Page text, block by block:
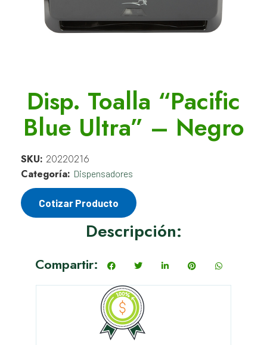
Disp. Toalla “Pacific
Blue Ultra” – Negro
SKU: 20220216
Categoría: Dispensadores
Cotizar Producto
Descripción:
Compartir: